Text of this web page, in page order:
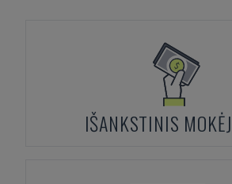
IŠANKSTINIS